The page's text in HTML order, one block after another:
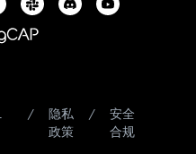
/
隐私
政策
/
安全
合规